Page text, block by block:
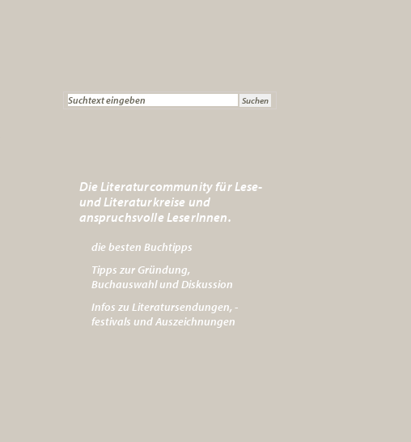
Die Literaturcommunity für Lese-
und Literaturkreise und
anspruchsvolle LeserInnen.
die besten Buchtipps
Tipps zur Gründung,
Buchauswahl und Diskussion
Infos zu Literatursendungen, -
festivals und Auszeichnungen